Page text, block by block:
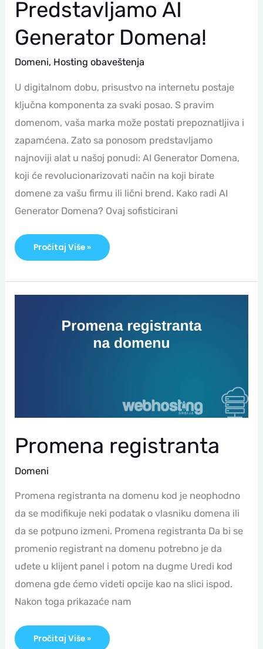
Predstavljamo AI
Generator Domena!
Domeni, Hosting obaveštenja
U digitalnom dobu, prisustvo na internetu postaje
ključna komponenta za svaki posao. S pravim
domenom, vaša marka može postati prepoznatljiva i
zapamćena. Zato sa ponosom predstavljamo
najnoviji alat u našoj ponudi: AI Generator Domena,
koji će revolucionarizovati način na koji birate
domene za vašu firmu ili lični brend. Kako radi AI
Generator Domena? Ovaj sofisticirani
Pročitaj Više »
Promena registranta
Domeni
Promena registranta na domenu kod je neophodno
da se modifikuje neki podatak o vlasniku domena ili
da se potpuno izmeni. Promena registranta Da bi se
promenio registrant na domenu potrebno je da
uđete u klijent panel i potom na dugme Uredi kod
domena gde ćemo videti opcije kao na slici ispod.
Nakon toga prikazaće nam
Promena
Pročitaj Više »